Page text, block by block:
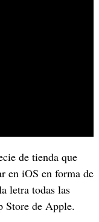
de tienda que
en iOS en forma de
letra todas las
Store de Apple.